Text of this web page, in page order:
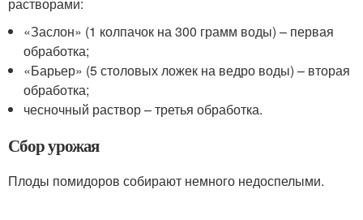
«Заслон» (1 колпачок на 300 грамм воды) – первая
обработка;
«Барьер» (5 столовых ложек на ведро воды) – вторая
обработка;
чесночный раствор – третья обработка.
Сбор урожая
Плоды помидоров собирают немного недоспелыми.